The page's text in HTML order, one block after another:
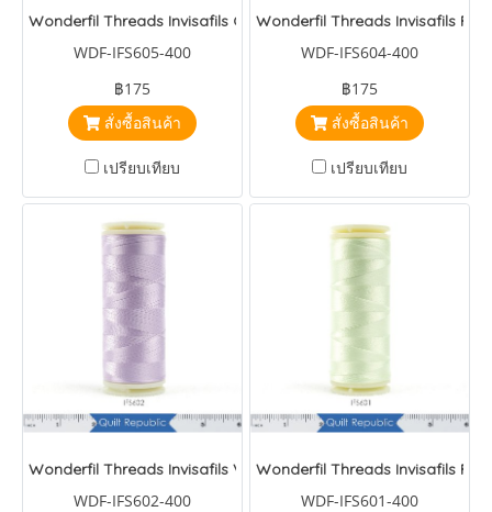
Wonderfil Threads Invisafils Christmas Red
WDF-IFS605-400
฿175
สั่งซื้อสินค้า
เปรียบเทียบ
Wonderfil Threads Invisafils
WDF-IFS604-400
฿175
สั่งซื้อสินค้า
เปรียบเทียบ
Wonderfil Threads Invisafils Violet
WDF-IFS602-400
Wonderfil Threads Invisafils
WDF-IFS601-400